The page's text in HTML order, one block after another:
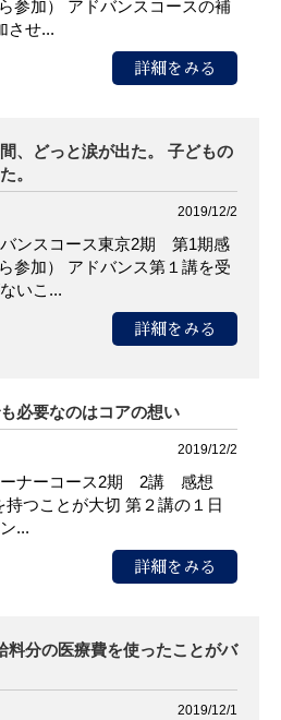
参加） アドバンスコースの補
させ...
詳細をみる
、どっと涙が出た。 子どもの
。
2019/12/2
ンスコース東京2期 第1期感
加） アドバンス第１講を受
いこ...
詳細をみる
必要なのはコアの想い
2019/12/2
ーナーコース2期 2講 感想
つことが大切 第２講の１日
...
詳細をみる
料分の医療費を使ったことがバ
2019/12/1